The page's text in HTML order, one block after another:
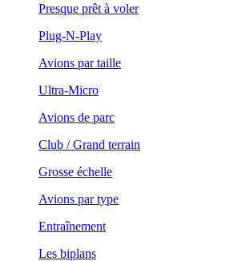
Presque prêt à voler
Plug-N-Play
Avions par taille
Ultra-Micro
Avions de parc
Club / Grand terrain
Grosse échelle
Avions par type
Entraînement
Les biplans